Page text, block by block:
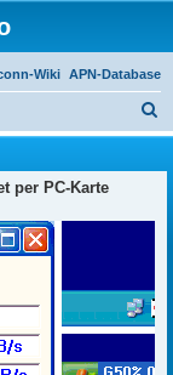
APN-Database
Wiki
u
per PC-Karte